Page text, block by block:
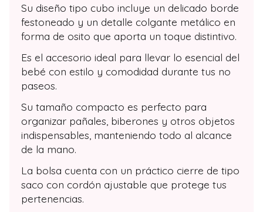
Su diseño tipo cubo incluye un delicado borde
festoneado y un detalle colgante metálico en
forma de osito que aporta un toque distintivo.
Es el accesorio ideal para llevar lo esencial del
bebé con estilo y comodidad durante tus no
paseos.
Su tamaño compacto es perfecto para
organizar pañales, biberones y otros objetos
indispensables, manteniendo todo al alcance
de la mano.
La bolsa cuenta con un práctico cierre de tipo
saco con cordón ajustable que protege tus
pertenencias.